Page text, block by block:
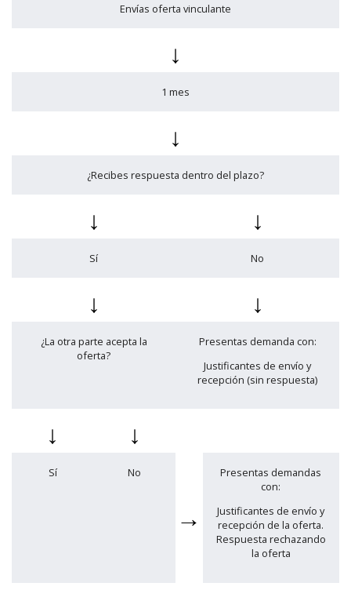
Envías oferta vinculante
↓
1 mes
↓
¿Recibes respuesta dentro del plazo?
↓ ↓
Sí No
↓ ↓
¿La otra parte acepta la
oferta?
Presentas demanda con:
Justificantes de envío y
recepción (sin respuesta)
↓ ↓
Sí No
→
Presentas demandas
con:
Justificantes de envío y
recepción de la oferta.
Respuesta rechazando
la oferta